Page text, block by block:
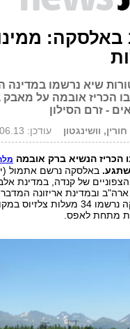
שיא נרשמו במדינה
הכריז אובמה על
- זרם הסילון
וושינגטון עודכן: 26.06.13, 00:36
הכריז הנשיא ברק אובמה
של קנדה, במדינת
ובמדינת אריזונה
שבאלסקה נרשמו 34